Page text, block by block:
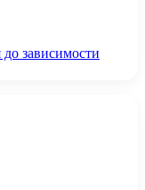
зависимости